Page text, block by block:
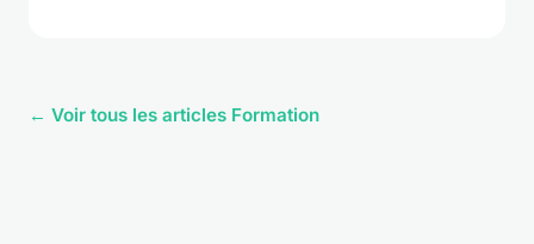
← Voir tous les articles Formation